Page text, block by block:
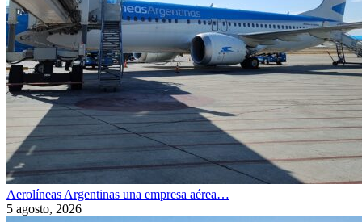
Aerolíneas Argentinas una empresa aérea…
5 agosto, 2026